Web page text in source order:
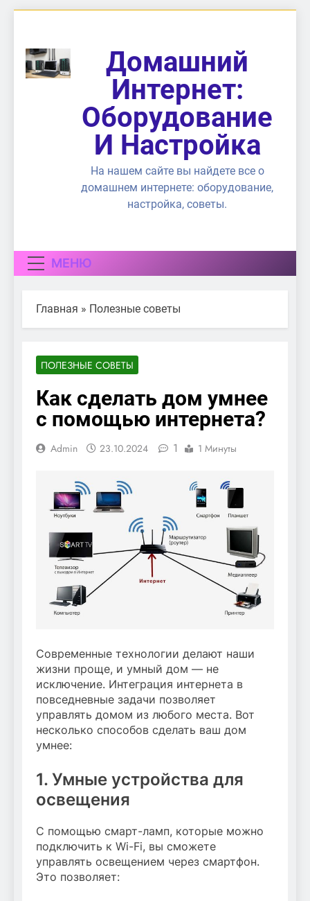
содержимому
Домашний
Интернет:
Оборудование
И Настройка
На нашем сайте вы найдете все о
домашнем интернете: оборудование,
настройка, советы.
МЕНЮ
Главная » Полезные советы
ПОЛЕЗНЫЕ СОВЕТЫ
Как сделать дом умнее
с помощью интернета?
Admin 23.10.2024 1 1 Минуты
Современные технологии делают наши
жизни проще, и умный дом — не
исключение. Интеграция интернета в
повседневные задачи позволяет
управлять домом из любого места. Вот
несколько способов сделать ваш дом
умнее:
1. Умные устройства для
освещения
С помощью смарт-ламп, которые можно
подключить к Wi-Fi, вы сможете
управлять освещением через смартфон.
Это позволяет: